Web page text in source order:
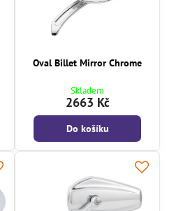
Oval Billet Mirror Chrome
Skladem
2663 Kč
Do košíku